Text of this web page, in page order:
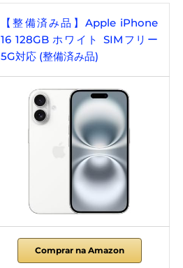
【整備済み品】Apple iPhone
16 128GB ホワイト SIMフリー
5G対応 (整備済み品)
Comprar na Amazon